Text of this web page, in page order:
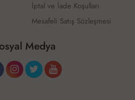
İptal ve İade Koşulları
Mesafeli Satış Sözleşmesi
Medya